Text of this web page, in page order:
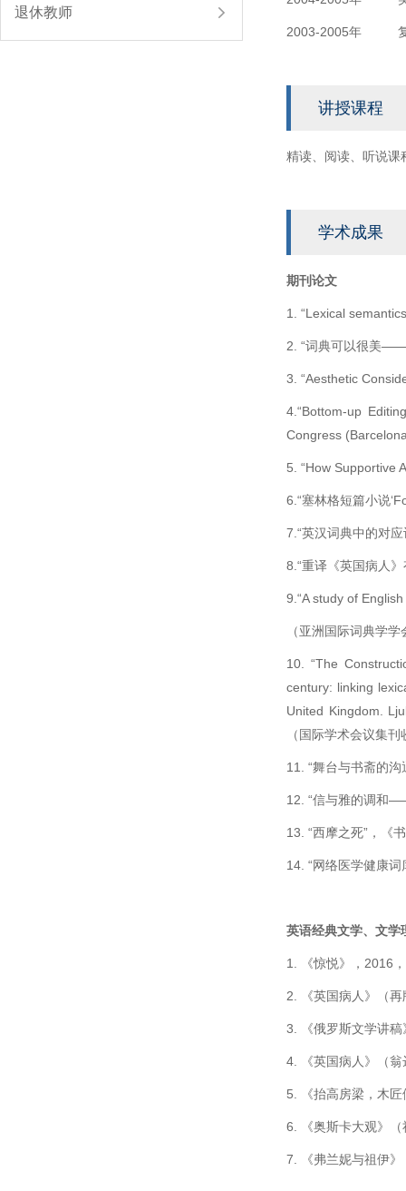
退休教师
2003-2005年 复
讲授课程
精读、阅读、听说
学术成果
期刊论文
1. “Lexical
2. “词典可以很美——
3. “Aesthetic
4.“Bottom-up
Congress
5. “How Supportive
6.“塞林格短篇小说
7.“英汉词典中的对
8.“重译《英国病人
9.“A study of
（亚洲国际词典学
10. “The
century: linking
United Kingdom.
（国际学术会议集
11. “舞台与书斋的
12. “信与雅的调和
13. “西摩之死”，《
14. “网络医学健康
英语经典文学、文学
1. 《惊悦》，2016
2. 《英国病人》（
3. 《俄罗斯文学讲
4. 《英国病人》（
5. 《抬高房梁，木
6. 《奥斯卡大观》
7. 《弗兰妮与祖伊